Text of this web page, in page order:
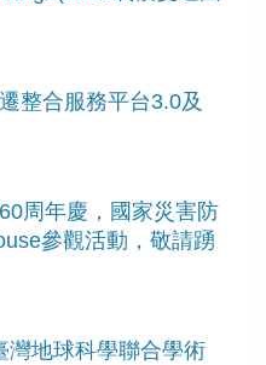
整合服務平台3.0及
周年慶，國家災害防
參觀活動，敬請踴
灣地球科學聯合學術